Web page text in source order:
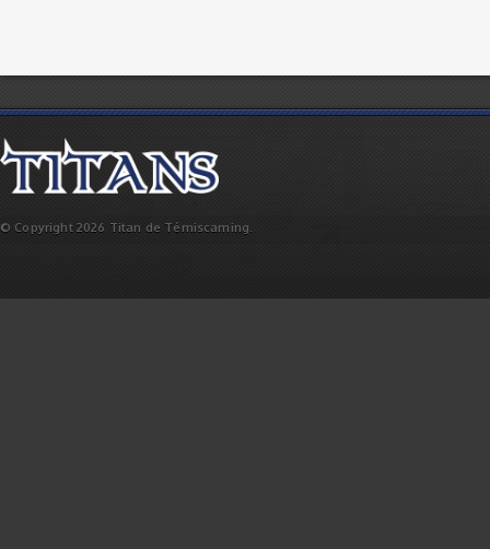
© Copyright 2026 Titan de Témiscaming.